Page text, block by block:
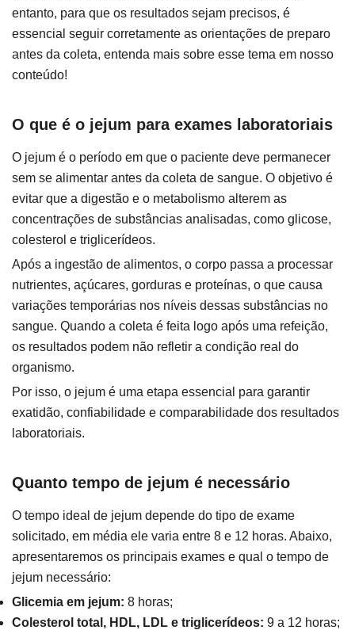
entanto, para que os resultados sejam precisos, é
essencial seguir corretamente as orientações de preparo
antes da coleta, entenda mais sobre esse tema em nosso
conteúdo!
O que é o jejum para exames laboratoriais
O jejum é o período em que o paciente deve permanecer
sem se alimentar antes da coleta de sangue. O objetivo é
evitar que a digestão e o metabolismo alterem as
concentrações de substâncias analisadas, como glicose,
colesterol e triglicerídeos.
Após a ingestão de alimentos, o corpo passa a processar
nutrientes, açúcares, gorduras e proteínas, o que causa
variações temporárias nos níveis dessas substâncias no
sangue. Quando a coleta é feita logo após uma refeição,
os resultados podem não refletir a condição real do
organismo.
Por isso, o jejum é uma etapa essencial para garantir
exatidão, confiabilidade e comparabilidade dos resultados
laboratoriais.
Quanto tempo de jejum é necessário
O tempo ideal de jejum depende do tipo de exame
solicitado, em média ele varia entre 8 e 12 horas. Abaixo,
apresentaremos os principais exames e qual o tempo de
jejum necessário:
Glicemia em jejum: 8 horas;
Colesterol total, HDL, LDL e triglicerídeos: 9 a 12 horas;